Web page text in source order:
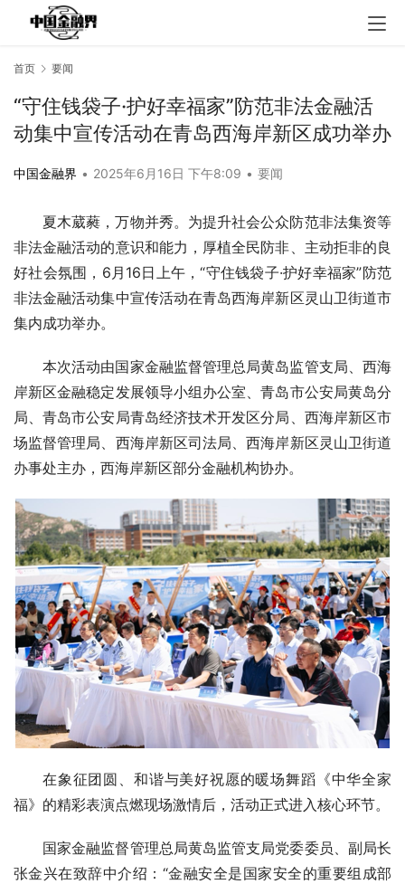
首页 要闻
“守住钱袋子·护好幸福家”防范非法金融活
动集中宣传活动在青岛西海岸新区成功举办
中国金融界 • 2025年6月16日 下午8:09 • 要闻
夏木葳蕤，万物并秀。为提升社会公众防范非法集资等
非法金融活动的意识和能力，厚植全民防非、主动拒非的良
好社会氛围，6月16日上午，“守住钱袋子·护好幸福家”防范
非法金融活动集中宣传活动在青岛西海岸新区灵山卫街道市
集内成功举办。
本次活动由国家金融监督管理总局黄岛监管支局、西海
岸新区金融稳定发展领导小组办公室、青岛市公安局黄岛分
局、青岛市公安局青岛经济技术开发区分局、西海岸新区市
场监督管理局、西海岸新区司法局、西海岸新区灵山卫街道
办事处主办，西海岸新区部分金融机构协办。
在象征团圆、和谐与美好祝愿的暖场舞蹈《中华全家
福》的精彩表演点燃现场激情后，活动正式进入核心环节。
国家金融监督管理总局黄岛监管支局党委委员、副局长
张金兴在致辞中介绍：“金融安全是国家安全的重要组成部